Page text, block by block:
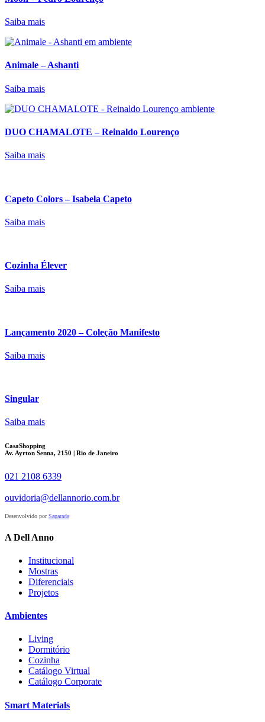
Saiba mais
Animale – Ashanti
Saiba mais
DUO CHAMALOTE – Reinaldo Lourenço
Saiba mais
Capeto Colors – Isabela Capeto
Saiba mais
Cozinha Élever
Saiba mais
Lançamento 2020 – Coleção Manifesto
Saiba mais
Singular
Saiba mais
CasaShopping
Av. Ayrton Senna, 2150 | Rio de Janeiro
021 2108 6339
ouvidoria@dellannorio.com.br
Desenvolvido porSaparada
A Dell Anno
Institucional
Mostras
Diferenciais
Projetos
Ambientes
Living
Dormitório
Cozinha
Catálogo Virtual
Catálogo Corporate
Smart Materials